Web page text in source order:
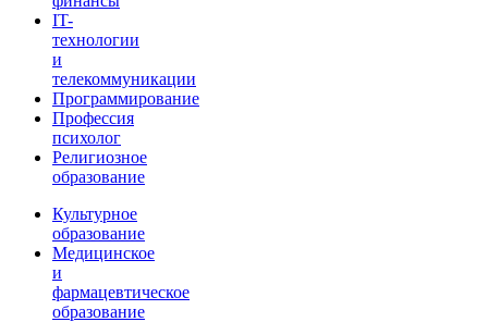
IT-
технологии
и
телекоммуникации
Программирование
Профессия
психолог
Религиозное
образование
Культурное
образование
Медицинское
и
фармацевтическое
образование